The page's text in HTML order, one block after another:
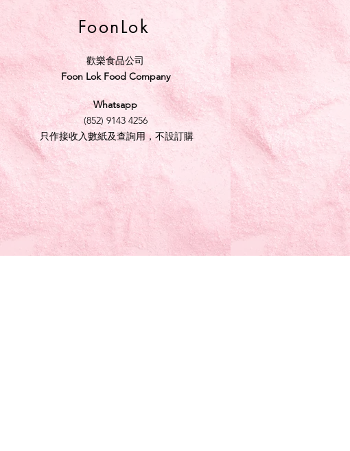
FoonLok
歡樂食品公司
Foon Lok Food Company
Whatsapp
(852) 9143 4256
只作接收入數紙及查詢用，不設訂購